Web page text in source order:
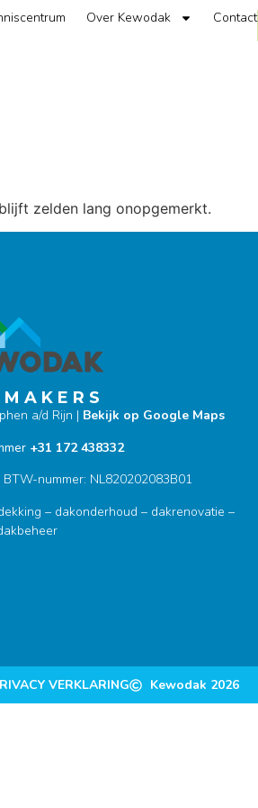
Over Kewodak Contact
zelden lang onopgemerkt.
A K E R S
a/d Rijn | Bekijk op Google Maps
+31 172 438332
nummer: NL820202083B01
– dakonderhoud – dakrenovatie –
VERKLARING Kewodak 2026